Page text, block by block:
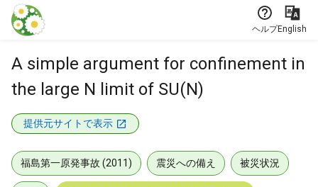
本文に飛ぶ
ヘルプEnglish
A simple argument for confinement in
the large N limit of SU(N)
提供元サイトで表示
福島第一原発事故 (2011) 震災への備え 被災状況